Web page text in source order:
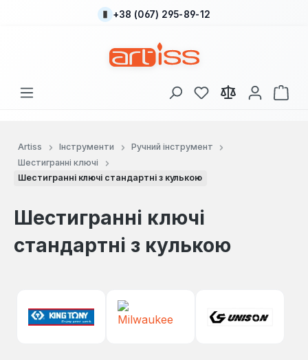
Перейти до основного вмісту
+38 (067) 295-89-12
У вас є 0 у списку
Artiss Інструменти
Ручний інструмент
Шестигранні ключі
Шестигранні ключі стандартні з кулькою
Шестигранні ключі
стандартні з кулькою